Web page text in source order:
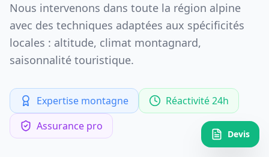
Nous intervenons dans toute la région alpine
avec des techniques adaptées aux spécificités
locales : altitude, climat montagnard,
saisonnalité touristique.
Expertise montagne
Réactivité 24h
Assurance pro
Devis